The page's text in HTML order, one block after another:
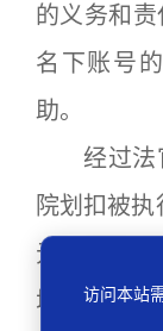
的义务和
名下账号
助。
经过法官
院划扣被
元，及时
增城法院）
访问本站